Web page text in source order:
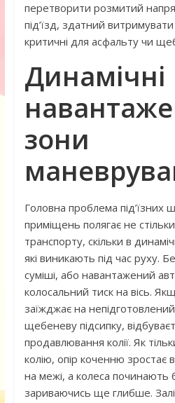
перетворити розмитий
під’їзд, здатний
критичні для асфальту чи
Динамічні
зони
Головна проблема під’їзних
приміщень полягає не стільки
транспорту, скільки в
які виникають під час руху.
суміші, або навантажений
колосальний тиск на вісь.
заїжджає на
щебеневу підсипку,
продавлювання колії. Як
колію, опір коченню зростає
на межі, а колеса починають
зариваючись ще глибше.